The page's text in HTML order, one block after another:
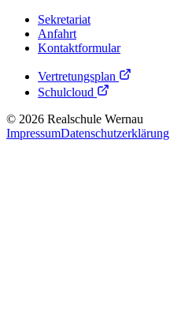
Sekretariat
Anfahrt
Kontaktformular
Vertretungsplan
Schulcloud
© 2026 Realschule Wernau
ImpressumDatenschutzerklärung